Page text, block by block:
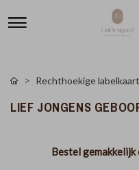
Rechthoekige
LIEF JONGENS
Bestel